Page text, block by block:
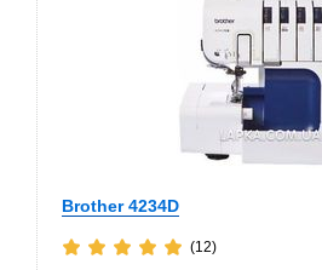
Brother 4234D
(12)